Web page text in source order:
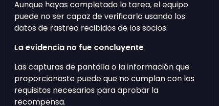
Aunque hayas completado la tarea, el equipo
puede no ser capaz de verificarlo usando los
datos de rastreo recibidos de los socios.
La evidencia no fue concluyente
Las capturas de pantalla o la información que
proporcionaste puede que no cumplan con los
requisitos necesarios para aprobar la
recompensa.